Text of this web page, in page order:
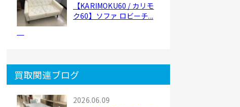
【KARIMOKU60 / カリモ
ク60】ソファ ロビーチ...
買取関連ブログ
2026.06.09